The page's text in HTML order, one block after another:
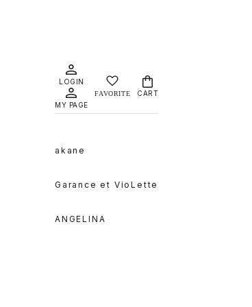
LOGIN
MY PAGE
CART
akane
Garance et VioLette
ANGELINA